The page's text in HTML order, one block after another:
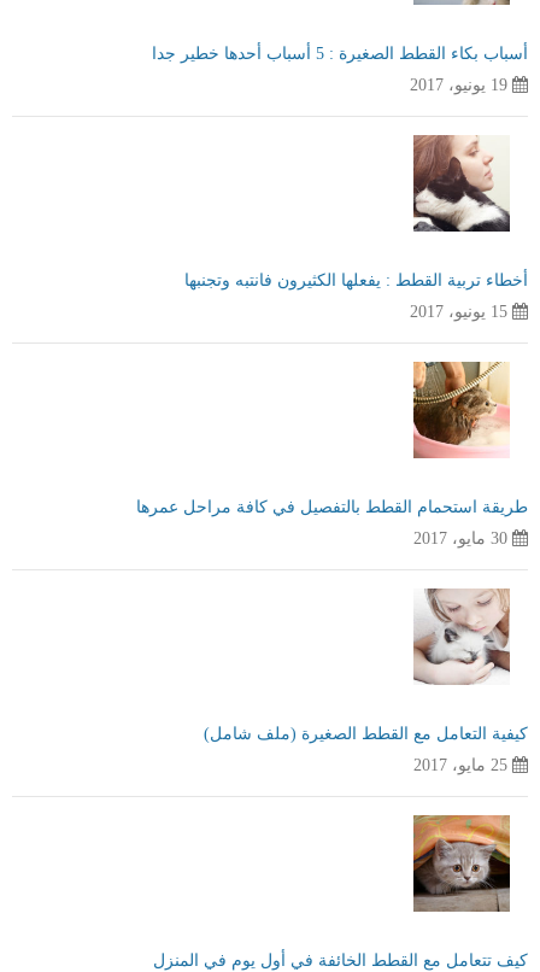
أسباب بكاء القطط الصغيرة : 5 أسباب أحدها خطير جدا
19 يونيو، 2017
أخطاء تربية القطط : يفعلها الكثيرون فانتبه وتجنبها
15 يونيو، 2017
طريقة استحمام القطط بالتفصيل في كافة مراحل عمرها
30 مايو، 2017
كيفية التعامل مع القطط الصغيرة (ملف شامل)
25 مايو، 2017
كيف تتعامل مع القطط الخائفة في أول يوم في المنزل